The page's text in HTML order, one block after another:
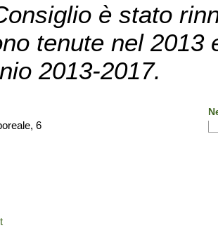
è stato
tenute nel 2013
2013-2017.
6